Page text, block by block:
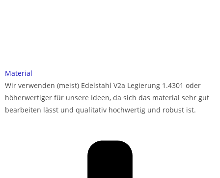
Material
Wir verwenden (meist) Edelstahl V2a Legierung 1.4301 oder
höherwertiger für unsere Ideen, da sich das material sehr gut
bearbeiten lässt und qualitativ hochwertig und robust ist.